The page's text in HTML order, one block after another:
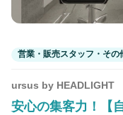
営業・販売スタッフ・その
ursus by HEADLIGHT
安心の集客力！【